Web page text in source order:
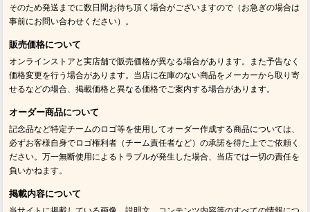
そのため発送までに数日間お待ち頂く場合がございますので（お急ぎの場合は
事前にお問い合わせください）。
販売価格について
オンラインストアと実店舗で販売価格が異なる場合があります。また予告なく
価格変更を行う場合があります。当店に在庫のない商品をメーカーから取り寄
せるなどの場合、掲載価格と異なる価格でご案内する場合があります。
オーダー商品について
記念品など特定チームのロゴ等を使用してオーダー作成する商品については、
必ずお客様自身でロゴ権利者（チーム責任者など）の承諾を得た上でご依頼く
ださい。万一無断使用によるトラブルが発生した場合、当店では一切の責任を
負いかねます。
掲載内容について